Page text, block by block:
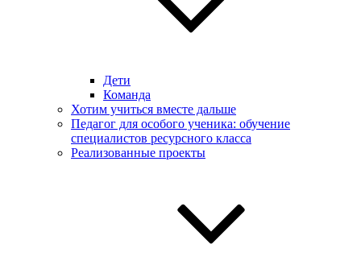
Дети
Команда
Хотим учиться вместе дальше
Педагог для особого ученика: обучение
специалистов ресурсного класса
Реализованные проекты